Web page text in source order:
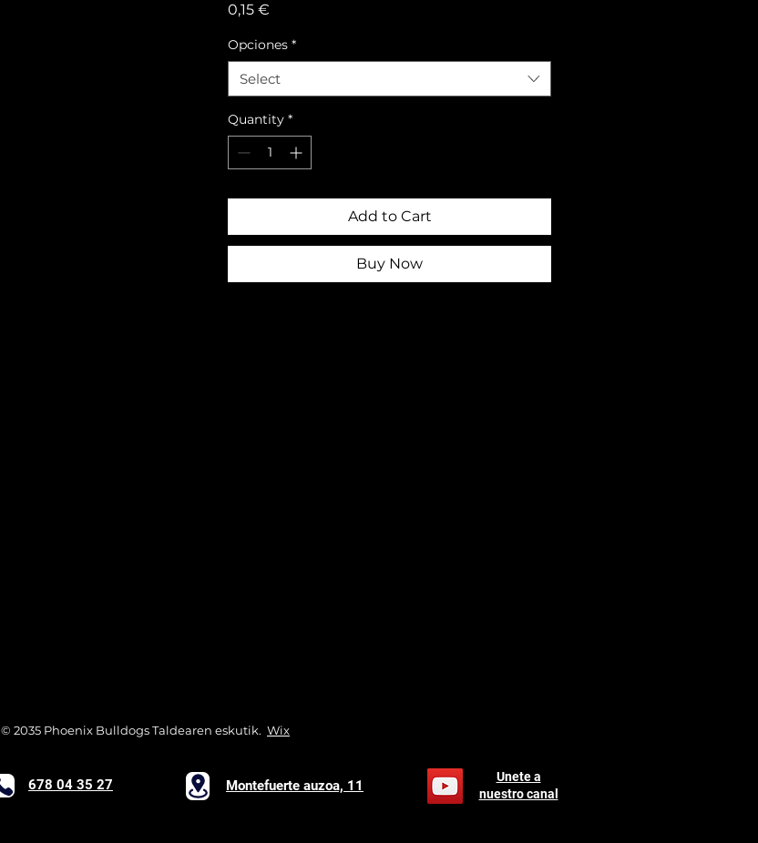
0,15 €
Opciones *
Select
Quantity *
Add to Cart
Buy Now
© 2035 Phoenix Bulldogs Taldearen eskutik. Wix
678 04 35 27 Montefuerte auzoa, 11
Unete a
nuestro canal